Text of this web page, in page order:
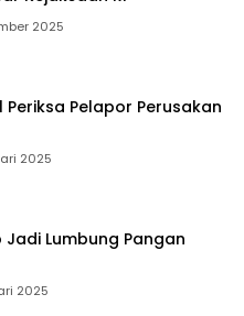
2025
Periksa Pelapor Perusakan
2025
Jadi Lumbung Pangan
2025